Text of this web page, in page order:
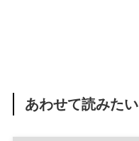
あわせて読みたい